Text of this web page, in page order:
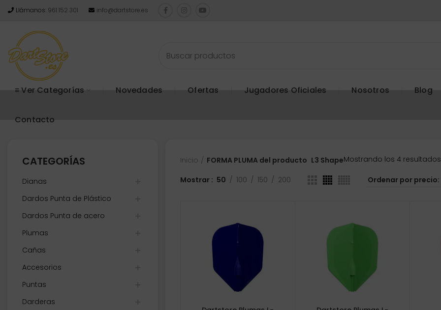
Llámanos: 961 152 301 info@dartstore.es
≡ Ver Categorías Novedades Ofertas Jugadores Oficiales Nosotros Blog
Contacto
CATEGORÍAS
Dianas
Dardos Punta de Plástico
Dardos Punta de acero
Plumas
Cañas
Accesorios
Puntas
Darderas
Inicio FORMA PLUMA del producto L3 ShapeMostrando los 4 resultados
Mostrar 50 100 150 200